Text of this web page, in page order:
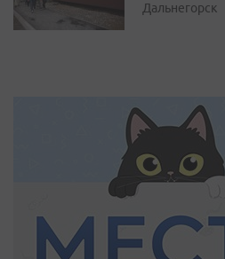
Дальнегорск